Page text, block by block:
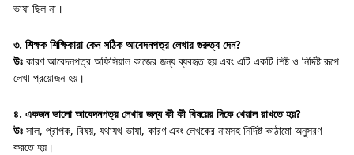
ভাষা ছিল না।
৩. শিক্ষক শিক্ষিকারা কেন সঠিক আবেদনপত্র লেখার গুরুত্ব দেন?
উঃ কারণ আবেদনপত্র অফিসিয়াল কাজের জন্য ব্যবহৃত হয় এবং এটি একটি শিষ্ট ও নির্দিষ্ট রূপে
লেখা প্রয়োজন হয়।
৪. একজন ভালো আবেদনপত্র লেখার জন্য কী কী বিষয়ের দিকে খেয়াল রাখতে হয়?
উঃ সাল, প্রাপক, বিষয়, যথাযথ ভাষা, কারণ এবং লেখকের নামসহ নির্দিষ্ট কাঠামো অনুসরণ
করতে হয়।